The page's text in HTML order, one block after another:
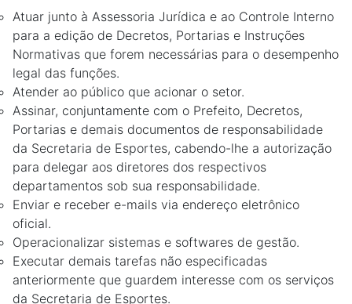
Atuar junto à Assessoria Jurídica e ao Controle Interno
para a edição de Decretos, Portarias e Instruções
Normativas que forem necessárias para o desempenho
legal das funções.
Atender ao público que acionar o setor.
Assinar, conjuntamente com o Prefeito, Decretos,
Portarias e demais documentos de responsabilidade
da Secretaria de Esportes, cabendo-lhe a autorização
para delegar aos diretores dos respectivos
departamentos sob sua responsabilidade.
Enviar e receber e-mails via endereço eletrônico
oficial.
Operacionalizar sistemas e softwares de gestão.
Executar demais tarefas não especificadas
anteriormente que guardem interesse com os serviços
da Secretaria de Esportes.